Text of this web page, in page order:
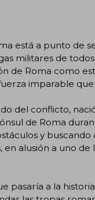
está a punto de
militares de
de Roma como
imparable
del conflicto,
de Roma
y buscando
alusión a uno de
pasaría a la